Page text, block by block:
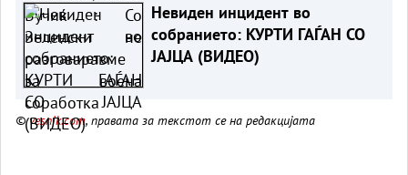
Невиден инцидент во
собранието: КУРТИ ГАЃАН СО
ЈАЈЦА (ВИДЕО)
©vesnik.com, правата за текстот се на редакцијата